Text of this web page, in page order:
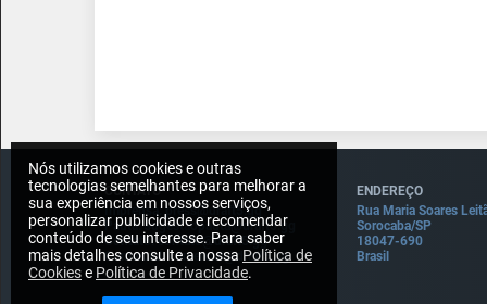
Nós utilizamos cookies e outras
tecnologias semelhantes para melhorar a
sua experiência em nossos serviços,
personalizar publicidade e recomendar
conteúdo de seu interesse. Para saber
mais detalhes consulte a nossa Política de
Cookiese Política de Privacidade.
CONTATO
Imprensa: press@draft5.gg
Pauta: sugestaopauta@draft5.gg
Contato: contato@draft5.gg
Comercial: comercial@draft5.gg
ENDEREÇO
Rua Maria Soares
Sorocaba/SP
18047-690
Brasil